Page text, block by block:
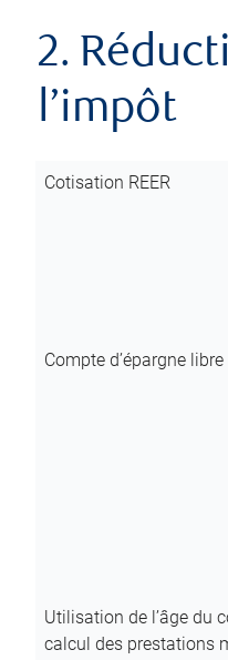
2.
l’impôt
Cotisation REER
Compte d’épargne libre
Utilisation de l’âge du
calcul des prestations